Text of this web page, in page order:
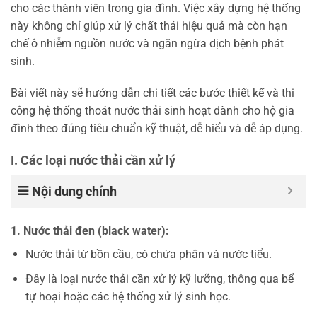
cho các thành viên trong gia đình. Việc xây dựng hệ thống
này không chỉ giúp xử lý chất thải hiệu quả mà còn hạn
chế ô nhiễm nguồn nước và ngăn ngừa dịch bệnh phát
sinh.
Bài viết này sẽ hướng dẫn chi tiết các bước thiết kế và thi
công hệ thống thoát nước thải sinh hoạt dành cho hộ gia
đình theo đúng tiêu chuẩn kỹ thuật, dễ hiểu và dễ áp dụng.
I. Các loại nước thải cần xử lý
Nội dung chính
1. Nước thải đen (black water):
Nước thải từ bồn cầu, có chứa phân và nước tiểu.
Đây là loại nước thải cần xử lý kỹ lưỡng, thông qua bể
tự hoại hoặc các hệ thống xử lý sinh học.